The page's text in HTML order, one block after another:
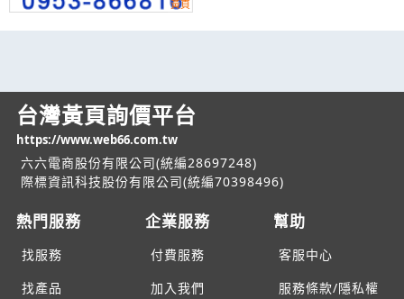
台灣黃頁詢價平台
https://www.web66.com.tw
六六電商股份有限公司(統編28697248)
際標資訊科技股份有限公司(統編70398496)
熱門服務
找服務
找產品
企業服務
付費服務
加入我們
幫助
客服中心
服務條款/隱私權